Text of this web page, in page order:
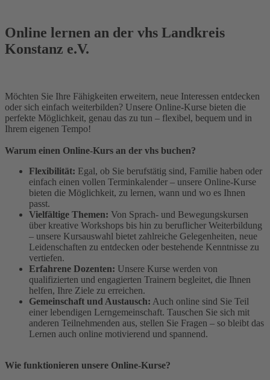
Online lernen an der vhs Landkreis
Konstanz e.V.
Möchten Sie Ihre Fähigkeiten erweitern, neue Interessen entdecken
oder sich einfach weiterbilden? Unsere Online-Kurse bieten die
perfekte Möglichkeit, genau das zu tun – flexibel, bequem und in
Ihrem eigenen Tempo!
Warum einen Online-Kurs an der vhs buchen?
Flexibilität: Egal, ob Sie berufstätig sind, Familie haben oder
einfach einen vollen Terminkalender – unsere Online-Kurse
bieten die Möglichkeit, zu lernen, wann und wo es Ihnen
passt.
Vielfältige Themen: Von Sprach- und Bewegungskursen
über kreative Workshops bis hin zu beruflicher Weiterbildung
– unsere Kursauswahl bietet zahlreiche Gelegenheiten, neue
Leidenschaften zu entdecken oder bestehende Kenntnisse zu
vertiefen.
Erfahrene Dozenten: Unsere Kurse werden von
qualifizierten und engagierten Trainern begleitet, die Ihnen
helfen, Ihre Ziele zu erreichen.
Gemeinschaft und Austausch: Auch online sind Sie Teil
einer lebendigen Lerngemeinschaft. Tauschen Sie sich mit
anderen Teilnehmenden aus, stellen Sie Fragen – so bleibt das
Lernen auch online motivierend und spannend.
Wie funktionieren unsere Online-Kurse?